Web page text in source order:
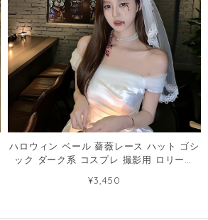
ハロウィン ベール 薔薇レース ハット ゴシ
ック ダーク系 コスプレ 撮影用 ロリータ
120185628
¥3,450